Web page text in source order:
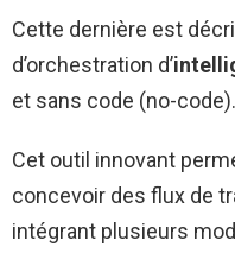
Cette dernière est
d’orchestration d’
et sans code (no-code).
Cet outil innovant
concevoir des flux de
intégrant plusieurs